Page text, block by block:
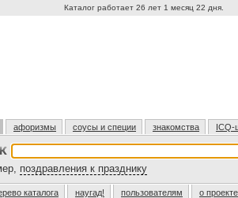
Каталог работает 26 лет 1 месяц 22 дня.
афоризмы соусы и специи знакомства ICQ-
поздравления к празднику
каталога наугад! пользователям о проекте